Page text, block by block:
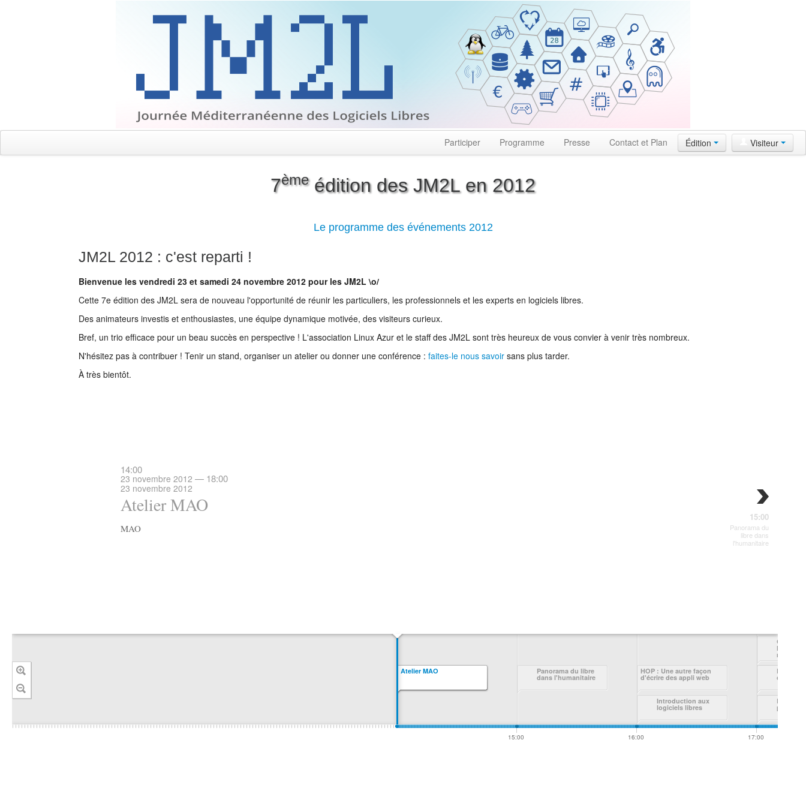
Édition Visiteur
Participer Programme Presse Contact et Plan
7èmeédition des JM2L en 2012
Le programme des événements 2012
JM2L 2012 : c'est reparti !
Bienvenue les vendredi 23 et samedi 24 novembre 2012 pour les JM2L \o/
Cette 7e édition des JM2L sera de nouveau l'opportunité de réunir les particuliers, les professionnels et les experts en logiciels libres.
Des animateurs investis et enthousiastes, une équipe dynamique motivée, des visiteurs curieux.
Bref, un trio efficace pour un beau succès en perspective ! L'association Linux Azur et le staff des JM2L sont très heureux de vous convier à venir très nombreux.
N'hésitez pas à contribuer ! Tenir un stand, organiser un atelier ou donner une conférence :faites-le nous savoir sans plus tarder.
À très bientôt.
14:00
23 novembre 2012 — 18:00
23 novembre 2012
Atelier MAO
MAO
15:00
Panorama du
libre dans
l'humanitaire
Atelier MAO Panorama du libre
dans l'humanitaire
HOP : Une autre façon
d'écrire des appli web
Introduction aux
logiciels libres
Introduction
documents
Les
GNU/
libre et
mobiles
perdre la
de
Le web
par
15:00 16:00 17:00